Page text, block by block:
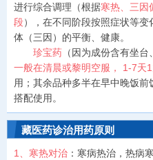
进行综合调理（根据寒热、三因
段），在不同阶段按照症状等
体（三因）的平衡、健康。
珍宝药 （因为成份含有坐
一般在清晨或黎明空服， 1-7天
用；其余品种多半在早中晚饭
搭配使用。
藏医药诊治用药原则
1、寒热对治 ：寒病热治，热病寒